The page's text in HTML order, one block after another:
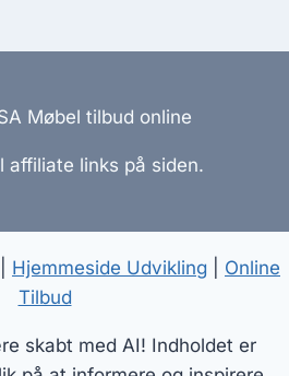
Møbel tilbud online
affiliate links på siden.
Hjemmeside Udvikling
Online
Tilbud
skabt med AI! Indholdet er